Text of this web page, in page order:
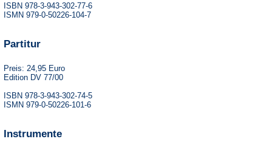
ISBN 978-3-943-302-77-6
ISMN 979-0-50226-104-7
Partitur
Preis: 24,95 Euro
Edition DV 77/00
ISBN 978-3-943-302-74-5
ISMN 979-0-50226-101-6
Instrumente